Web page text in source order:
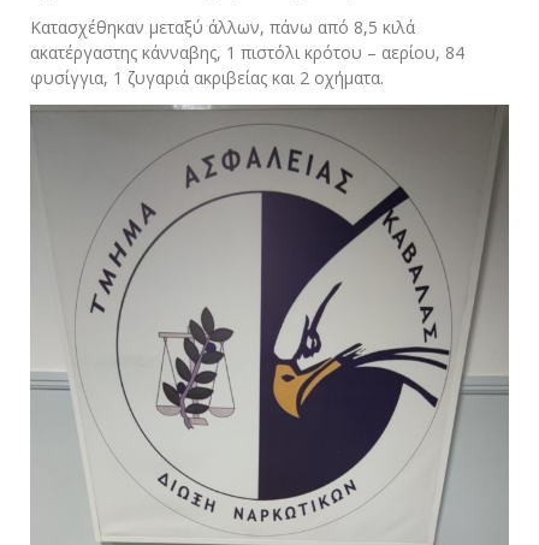
Κατασχέθηκαν μεταξύ άλλων, πάνω από 8,5 κιλά
ακατέργαστης κάνναβης, 1 πιστόλι κρότου – αερίου, 84
φυσίγγια, 1 ζυγαριά ακριβείας και 2 οχήματα.